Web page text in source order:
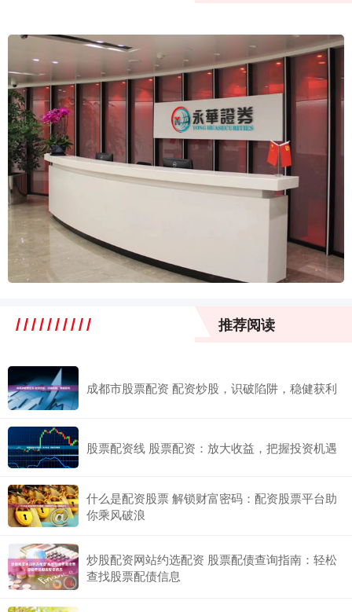
推荐阅读
成都市股票配资 配资炒股，识破陷阱，稳健获利
股票配资线 股票配资：放大收益，把握投资机遇
什么是配资股票 解锁财富密码：配资股票平台助
你乘风破浪
炒股配资网站约选配资 股票配债查询指南：轻松
查找股票配债信息